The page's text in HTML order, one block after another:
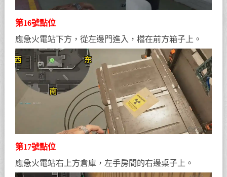
第16號點位
應急火電站下方，從左邊門進入，檔在前方箱子上。
第17號點位
應急火電站右上方倉庫，左手房間的右邊桌子上。